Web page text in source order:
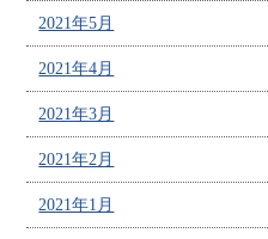
2021年5月
2021年4月
2021年3月
2021年2月
2021年1月